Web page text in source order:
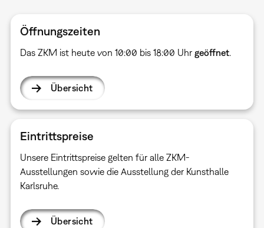
Öffnungszeiten
Das ZKM ist heute von 10:00 bis 18:00 Uhr geöffnet.
Übersicht
Eintrittspreise
Unsere Eintrittspreise gelten für alle ZKM-
Ausstellungen sowie die Ausstellung der Kunsthalle
Karlsruhe.
Übersicht